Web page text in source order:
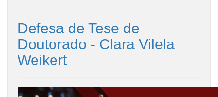
Defesa de Tese de
Doutorado - Clara Vilela
Weikert